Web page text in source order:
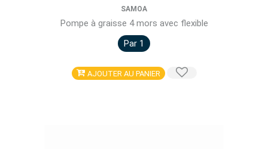
SAMOA
Pompe à graisse 4 mors avec flexible
Par 1
AJOUTER AU PANIER